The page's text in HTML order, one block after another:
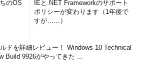
のOS
IEと.NET Frameworkのサポート
ポリシーが変わります（1年後で
すが……）
ドを詳細レビュー！ Windows 10 Technical
Build 9926がやってきた ...